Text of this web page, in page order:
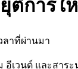
ติการใ
าที่ผ่านมา
วนต์ และสาร